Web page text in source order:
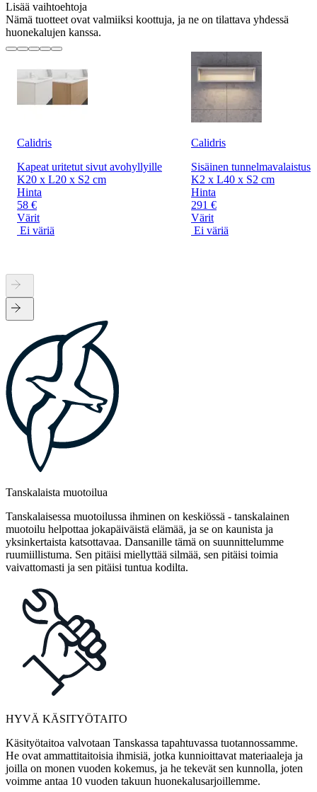
Lisää vaihtoehtoja
Nämä tuotteet ovat valmiiksi koottuja, ja ne on tilattava yhdessä
huonekalujen kanssa.
Calidris
Kapeat uritetut sivut avohyllyille
K20 x L20 x S2 cm
Hinta
58 €
Värit
Ei väriä
Calidris
Sisäinen tunnelmavalaistus
K2 x L40 x S2 cm
Hinta
291 €
Värit
Ei väriä
Tanskalaista muotoilua
Tanskalaisessa muotoilussa ihminen on keskiössä - tanskalainen
muotoilu helpottaa jokapäiväistä elämää, ja se on kaunista ja
yksinkertaista katsottavaa. Dansanille tämä on suunnittelumme
ruumiillistuma. Sen pitäisi miellyttää silmää, sen pitäisi toimia
vaivattomasti ja sen pitäisi tuntua kodilta.
HYVÄ KÄSITYÖTAITO
Käsityötaitoa valvotaan Tanskassa tapahtuvassa tuotannossamme.
He ovat ammattitaitoisia ihmisiä, jotka kunnioittavat materiaaleja ja
joilla on monen vuoden kokemus, ja he tekevät sen kunnolla, joten
voimme antaa 10 vuoden takuun huonekalusarjoillemme.